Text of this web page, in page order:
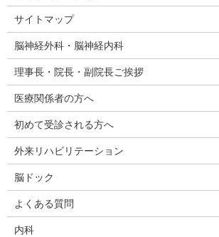
サイトマップ
脳神経外科・脳神経内科
理事長・院長・副院長ご挨拶
医療関係者の方へ
初めて受診される方へ
外来リハビリテーション
脳ドック
よくある質問
内科